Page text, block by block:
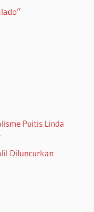
Puitis Linda
Diluncurkan